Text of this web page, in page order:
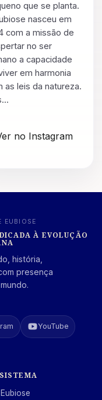
que se planta.
nasceu em
com a missão de
no ser
a capacidade
em harmonia
as leis da natureza.
no Instagram
EUBIOSE
À EVOLUÇÃO
história,
presença
YouTube